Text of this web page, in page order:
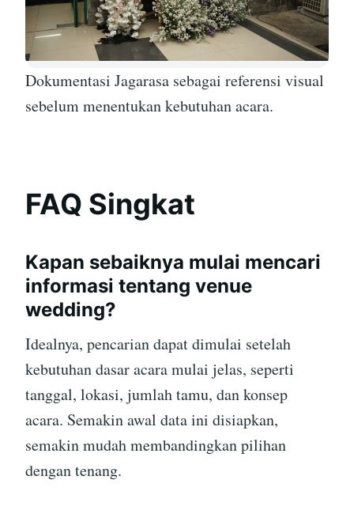
Dokumentasi Jagarasa sebagai referensi visual
sebelum menentukan kebutuhan acara.
FAQ Singkat
Kapan sebaiknya mulai mencari
informasi tentang venue
wedding?
Idealnya, pencarian dapat dimulai setelah
kebutuhan dasar acara mulai jelas, seperti
tanggal, lokasi, jumlah tamu, dan konsep
acara. Semakin awal data ini disiapkan,
semakin mudah membandingkan pilihan
dengan tenang.